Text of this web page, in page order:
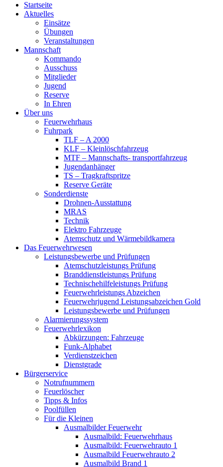
Startseite
Aktuelles
Einsätze
Übungen
Veranstaltungen
Mannschaft
Kommando
Ausschuss
Mitglieder
Jugend
Reserve
In Ehren
Über uns
Feuerwehrhaus
Fuhrpark
TLF – A 2000
KLF – Kleinlöschfahrzeug
MTF – Mannschafts- transportfahrzeug
Jugendanhänger
TS – Tragkraftspritze
Reserve Geräte
Sonderdienste
Drohnen-Ausstattung
MRAS
Technik
Elektro Fahrzeuge
Atemschutz und Wärmebildkamera
Das Feuerwehrwesen
Leistungsbewerbe und Prüfungen
Atemschutzleistungs Prüfung
Branddienstleistungs Prüfung
Technischehilfeleistungs Prüfung
Feuerwehrleistungs Abzeichen
Feuerwehrjugend Leistungsabzeichen Gold
Leistungsbewerbe und Prüfungen
Alarmierungssystem
Feuerwehrlexikon
Abkürzungen: Fahrzeuge
Funk-Alphabet
Verdienstzeichen
Dienstgrade
Bürgerservice
Notrufnummern
Feuerlöscher
Tipps & Infos
Poolfüllen
Für die Kleinen
Ausmalbilder Feuerwehr
Ausmalbild: Feuerwehrhaus
Ausmalbild: Feuerwehrauto 1
Ausmalbild Feuerwehrauto 2
Ausmalbild Brand 1